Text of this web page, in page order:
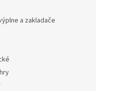
a zakladače